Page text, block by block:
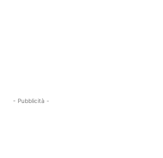
- Pubblicità -